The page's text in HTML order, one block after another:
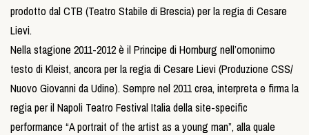
prodotto dal CTB (Teatro Stabile di Brescia) per la regia di Cesare
Lievi.
Nella stagione 2011-2012 è il Principe di Homburg nell’omonimo
testo di Kleist, ancora per la regia di Cesare Lievi (Produzione CSS/
Nuovo Giovanni da Udine). Sempre nel 2011 crea, interpreta e firma la
regia per il Napoli Teatro Festival Italia della site-specific
performance “A portrait of the artist as a young man”, alla quale